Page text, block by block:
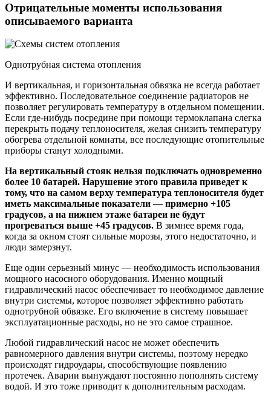
Отрицательные моменты использования
описываемого варианта
Однотрубная система отопления
И вертикальная, и горизонтальная обвязка не всегда работает
эффективно. Последовательное соединение радиаторов не
позволяет регулировать температуру в отдельном помещении.
Если где-нибудь посредине при помощи термоклапана слегка
перекрыть подачу теплоносителя, желая снизить температуру
обогрева отдельной комнаты, все последующие отопительные
приборы станут холодными.
На вертикальный стояк нельзя подключать одновременно
более 10 батарей. Нарушение этого правила приведет к
тому, что на самом верху температура теплоносителя будет
иметь максимальные показатели — примерно +105
градусов, а на нижнем этаже батареи не будут
прогреваться выше +45 градусов. В зимнее время года,
когда за окном стоят сильные морозы, этого недостаточно, и
люди замерзнут.
Еще один серьезный минус — необходимость использования
мощного насосного оборудования. Именно мощный
гидравлический насос обеспечивает то необходимое давление
внутри системы, которое позволяет эффективно работать
однотрубной обвязке. Его включение в систему повышает
эксплуатационные расходы, но не это самое страшное.
Любой гидравлический насос не может обеспечить
равномерного давления внутри системы, поэтому нередко
происходят гидроудары, способствующие появлению
протечек. Аварии вынуждают постоянно пополнять систему
водой. И это тоже приводит к дополнительным расходам.